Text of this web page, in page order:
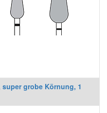
grobe Körnung, 1